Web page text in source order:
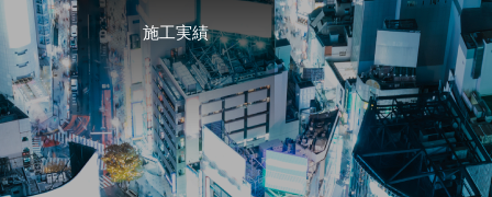
施工実績